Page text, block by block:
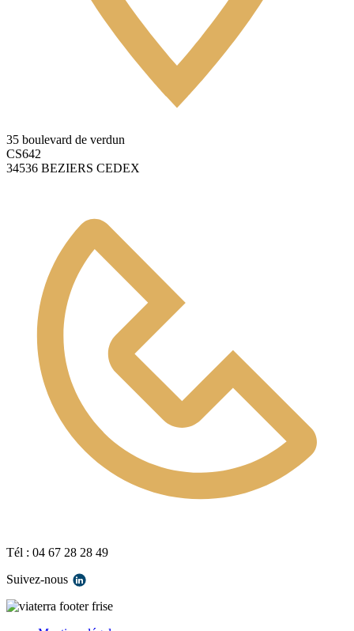
35 boulevard de verdun
CS642
34536 BEZIERS CEDEX
Tél : 04 67 28 28 49
Suivez-nous